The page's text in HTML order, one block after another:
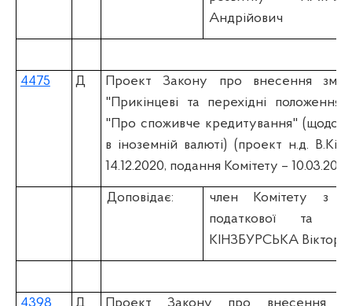
Андрійович
4475 Д
Проект Закону про внесення
"Прикінцеві та перехідні
"Про споживче кредитування" (щодо
в іноземній валюті) (проект н.д.
14.12.2020, подання Комітету –
Доповідає:
член Комітету з
податкової та
КІНЗБУРСЬКА
4398 Д
Проект Закону про внесення